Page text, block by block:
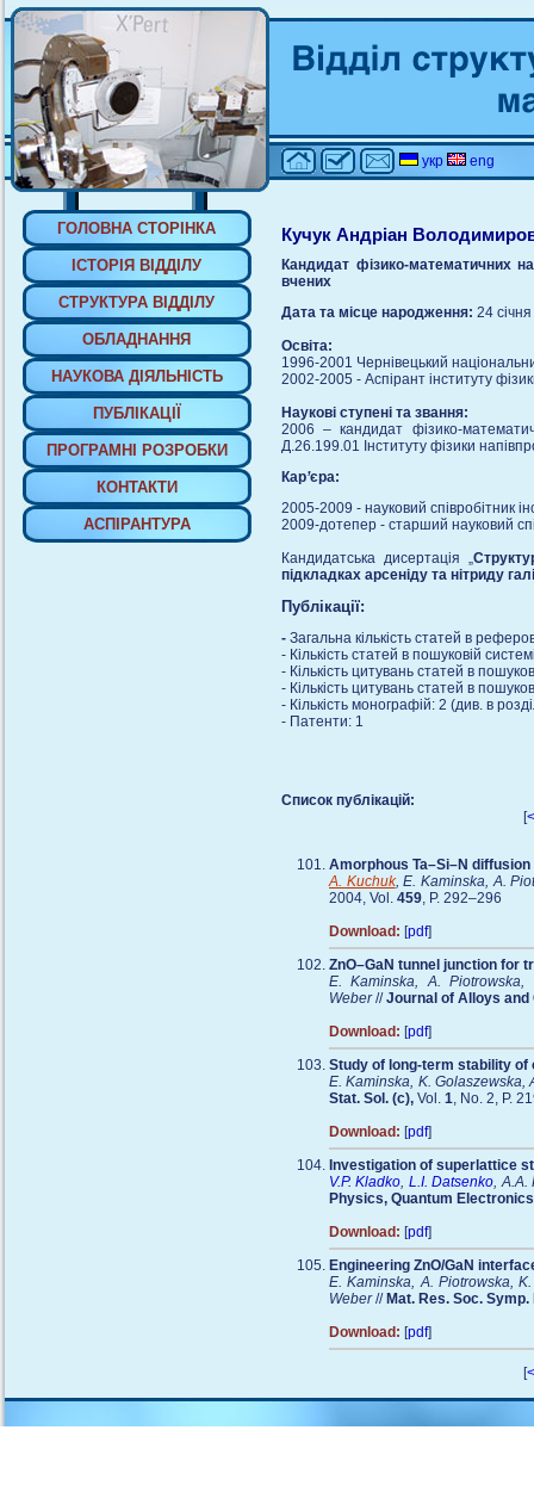
укр eng
ГОЛОВНА СТОРIНКА
IСТОРIЯ ВIДДIЛУ
СТРУКТУРА ВIДДIЛУ
ОБЛАДНАННЯ
НАУКОВА ДIЯЛЬНIСТЬ
ПУБЛIКАЦIЇ
ПРОГРАМНI РОЗРОБКИ
КОНТАКТИ
АСПIРАНТУРА
Кучук Андріан
Кандидат фізико-математичних
вчених
Дата та місце народження: 24
Освіта:
1996-2001 Чернівецький
2002-2005 - Аспірант інституту
Наукові ступені та звання:
2006 – кандидат фізико-
Д.26.199.01 Інституту фізики
Кар’єра:
2005-2009 - науковий співробітник
2009-дотепер - старший науковий
Кандидатська дисертація „
підкладках арсеніду та нітриду
Публікації:
- Загальна кількість статей в
- Кількість статей в пошуковій
- Кількість цитувань статей в
- Кількість цитувань статей в
- Кількість монографій: 2 (див. в
- Патенти: 1
Список публікацій:
[
Amorphous Ta–Si–N
A. Kuchuk, E. Kaminska, A.
2004, Vol. 459, P. 292–296
Download: [pdf]
ZnO–GaN tunnel junction for
E. Kaminska, A.
Weber//Journal of Alloys and
Download: [pdf]
Study of long-term stability of
E. Kaminska, K. Golaszewska,
Stat. Sol. (c), Vol. 1, No. 2, P.
Download: [pdf]
Investigation of superlattice
V.P. Kladko, L.I. Datsenko, A.A.
Physics, Quantum
Download: [pdf]
Engineering ZnO/GaN
E. Kaminska, A. Piotrowska,
Weber// Mat. Res. Soc. Symp.
Download: [pdf]
[